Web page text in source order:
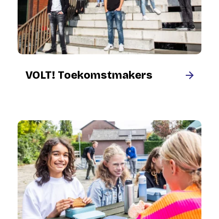
VOLT! Toekomstmakers